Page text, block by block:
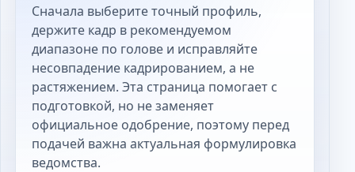
Сначала выберите точный профиль,
держите кадр в рекомендуемом
диапазоне по голове и исправляйте
несовпадение кадрированием, а не
растяжением. Эта страница помогает с
подготовкой, но не заменяет
официальное одобрение, поэтому перед
подачей важна актуальная формулировка
ведомства.